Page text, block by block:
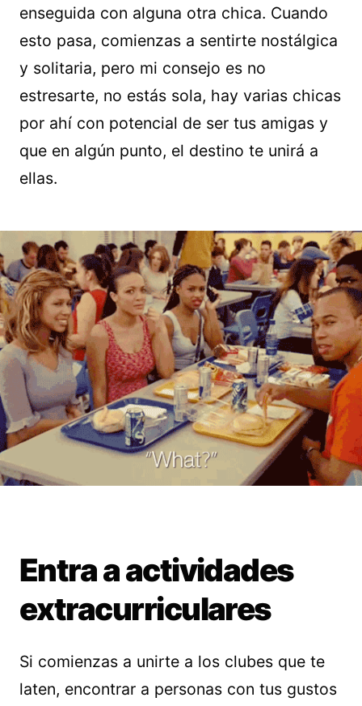
enseguida con alguna otra chica. Cuando
esto pasa, comienzas a sentirte nostálgica
y solitaria, pero mi consejo es no
estresarte, no estás sola, hay varias chicas
por ahí con potencial de ser tus amigas y
que en algún punto, el destino te unirá a
ellas.
Entra a actividades
extracurriculares
Si comienzas a unirte a los clubes que te
laten, encontrar a personas con tus gustos